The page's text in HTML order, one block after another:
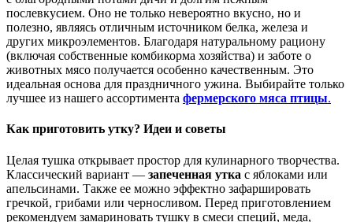
послевкусием. Оно не только невероятно вкусно, но и
полезно, являясь отличным источником белка, железа и
других микроэлементов. Благодаря натуральному рациону
(включая собственные комбикорма хозяйства) и заботе о
животных мясо получается особенно качественным. Это
идеальная основа для праздничного ужина. Выбирайте только
лучшее из нашего ассортимента фермерского мяса птицы.
Как приготовить утку? Идеи и советы
Целая тушка открывает простор для кулинарного творчества.
Классический вариант — запеченная утка с яблоками или
апельсинами. Также ее можно эффектно зафаршировать
гречкой, грибами или черносливом. Перед приготовлением
рекомендуем замариновать тушку в смеси специй, меда,